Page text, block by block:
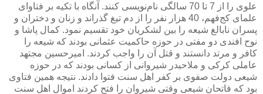
علوی را از 7 تا 70 سالگی نام‌نویسی كنند. آنگاه با تكیه بر فتاوای
علمای كج‌فهم، 40 هزار نفر را از دم تیغ گذراند و زنان و دختران و
پسران نابالغ شیعه را بین لشكریان خود تقسیم نمود. كمال پاشا و
نوح افندی دو مفتی در حوزه حاكمیت عثمانی بودند كه شیعه را
كافر و مرتد دانستند و قتل آن را واجب كردند. امیرحسین مجتهد
عاملی كركی و ملاحیدر شیروانی از كسانی بودند كه در حوزه
شیعی دولت صفوی بر كفر اهل سنت فتوا دادند. نتیجه همین فتاوی
بود كه فاتحان شیعی وقتی شیروان را فتح كردند اموال اهل سنت